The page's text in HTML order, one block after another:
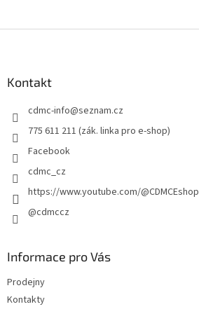
Kontakt
cdmc-info@seznam.cz
775 611 211 (zák. linka pro e-shop)
Facebook
cdmc_cz
https://www.youtube.com/@CDMCEshop
@cdmccz
Informace pro Vás
Prodejny
Kontakty